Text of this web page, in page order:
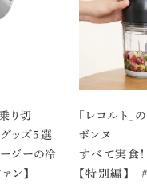
り切
グッズ5選
ジーの冷
ン】
「レコルト
ボンヌ
すべて実食
【特別編】